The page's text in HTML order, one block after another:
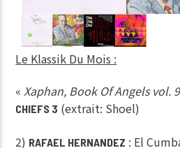
Le Klassik Du Mois :
«Xaphan, Book Of Angels vol. 9
CHIEFS 3 (extrait: Shoel)
2) RAFAEL HERNANDEZ : El